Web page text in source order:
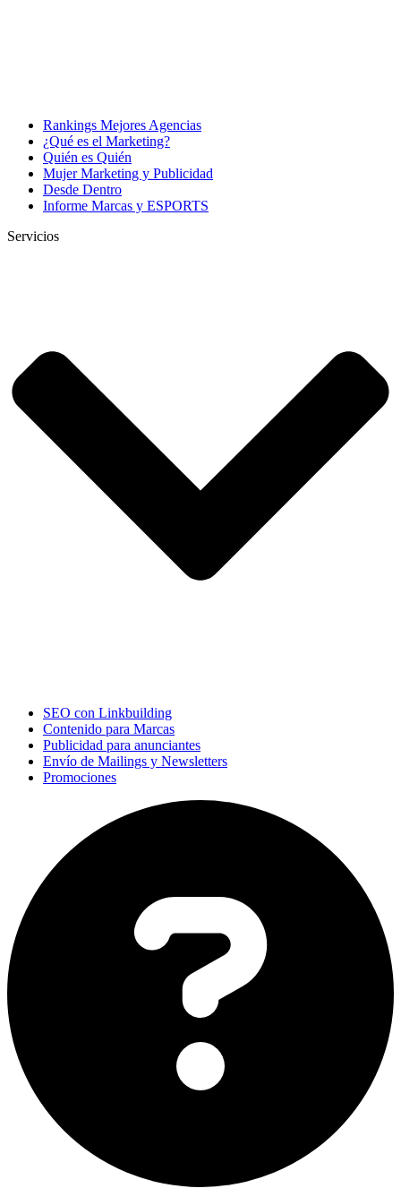
Rankings Mejores Agencias
¿Qué es el Marketing?
Quién es Quién
Mujer Marketing y Publicidad
Desde Dentro
Informe Marcas y ESPORTS
Servicios
SEO con Linkbuilding
Contenido para Marcas
Publicidad para anunciantes
Envío de Mailings y Newsletters
Promociones